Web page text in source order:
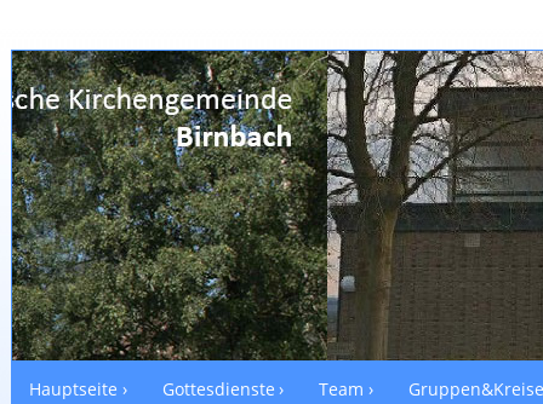
Hauptseite Gottesdienste Team Gruppen&Kreise